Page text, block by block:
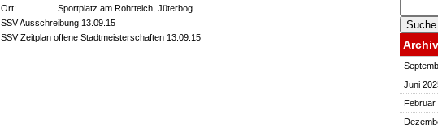
Archiv
Juni
Februar
Ort: Sportplatz am Rohrteich, Jüterbog
SSV Ausschreibung 13.09.15
SSV Zeitplan offene Stadtmeisterschaften 13.09.15